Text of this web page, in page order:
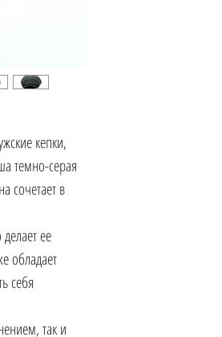
кепки,
темно-серая
сочетает в
ее
обладает
себя
так и